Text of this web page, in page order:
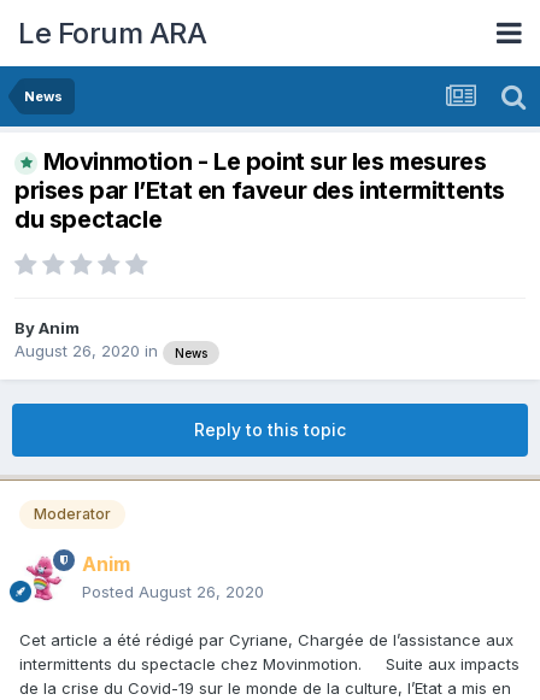
Le Forum ARA
News
Movinmotion - Le point sur les mesures
prises par l’Etat en faveur des intermittents
du spectacle
ByAnim
August 26, 2020 in News
Reply to this topic
Moderator
Anim
Posted August 26, 2020
Cet article a été rédigé par Cyriane, Chargée de l’assistance aux
intermittents du spectacle chez Movinmotion. Suite aux impacts
de la crise du Covid-19 sur le monde de la culture, l’Etat a mis en